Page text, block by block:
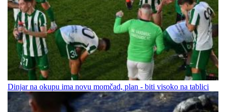
Dinjar na okupu ima novu momčad, plan - biti visoko na tablici